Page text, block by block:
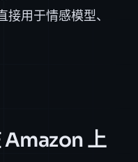
接用于情感模型、
Amazon 上